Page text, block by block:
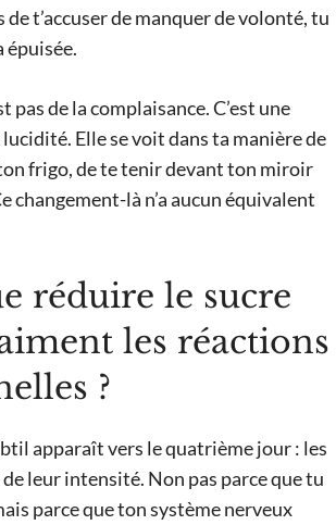
de t’accuser de manquer de volonté, tu
épuisée.
pas de la complaisance. C’est une
Elle se voit dans ta manière de
frigo, de te tenir devant ton miroir
changement-là n’a aucun équivalent
réduire le sucre
les réactions
?
apparaît vers le quatrième jour : les
leur intensité. Non pas parce que tu
parce que ton système nerveux